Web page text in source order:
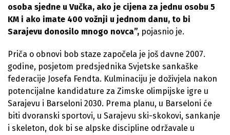
osoba sjedne u Vučka, ako je cijena za jednu osobu 5
KM i ako imate 400 vožnji u jednom danu, to bi
Sarajevu donosilo mnogo novca”, pojasnio je.
Priča o obnovi bob staze započela je još davne 2007.
godine, posjetom predsjednika Svjetske sankaške
federacije Josefa Fendta. Kulminaciju je doživjela nakon
potencijalne kandidature za Zimske olimpijske igre u
Sarajevu i Barseloni 2030. Prema planu, u Barseloni će
biti dvoranski sportovi, u Sarajevu ski-skokovi, sankanje
i skeleton, dok bi se alpske discipline održavale u